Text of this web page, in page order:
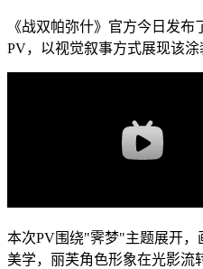
《战双帕弥什》官方今日发布
PV，以视觉叙事方式展现该涂
本次PV围绕"霁梦"主题展开，
美学，丽芙角色形象在光影流